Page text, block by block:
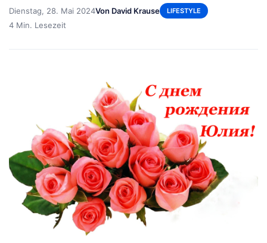
Dienstag, 28. Mai 2024Von David Krause LIFESTYLE
4 Min. Lesezeit